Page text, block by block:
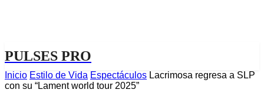
PULSES PRO
Inicio Estilo de Vida Espectáculos Lacrimosa regresa a SLP
con su “Lament world tour 2025”